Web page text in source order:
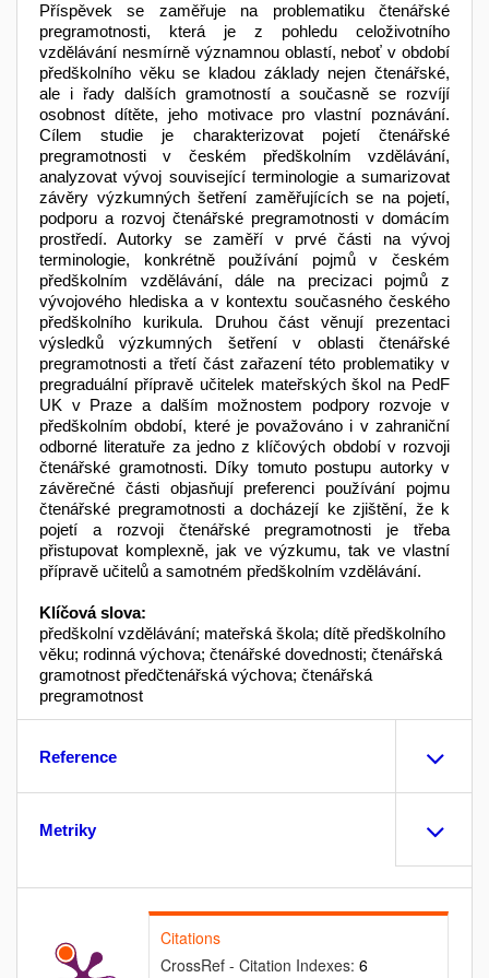
Příspěvek se zaměřuje na problematiku čtenářské
pregramotnosti, která je z pohledu celoživotního
vzdělávání nesmírně významnou oblastí, neboť v období
předškolního věku se kladou základy nejen čtenářské,
ale i řady dalších gramotností a současně se rozvíjí
osobnost dítěte, jeho motivace pro vlastní poznávání.
Cílem studie je charakterizovat pojetí čtenářské
pregramotnosti v českém předškolním vzdělávání,
analyzovat vývoj související terminologie a sumarizovat
závěry výzkumných šetření zaměřujících se na pojetí,
podporu a rozvoj čtenářské pregramotnosti v domácím
prostředí. Autorky se zaměří v prvé části na vývoj
terminologie, konkrétně používání pojmů v českém
předškolním vzdělávání, dále na precizaci pojmů z
vývojového hlediska a v kontextu současného českého
předškolního kurikula. Druhou část věnují prezentaci
výsledků výzkumných šetření v oblasti čtenářské
pregramotnosti a třetí část zařazení této problematiky v
pregraduální přípravě učitelek mateřských škol na PedF
UK v Praze a dalším možnostem podpory rozvoje v
předškolním období, které je považováno i v zahraniční
odborné literatuře za jedno z klíčových období v rozvoji
čtenářské gramotnosti. Díky tomuto postupu autorky v
závěrečné části objasňují preferenci používání pojmu
čtenářské pregramotnosti a docházejí ke zjištění, že k
pojetí a rozvoji čtenářské pregramotnosti je třeba
přistupovat komplexně, jak ve výzkumu, tak ve vlastní
přípravě učitelů a samotném předškolním vzdělávání.
Klíčová slova:
předškolní vzdělávání; mateřská škola; dítě předškolního
věku; rodinná výchova; čtenářské dovednosti; čtenářská
gramotnost předčtenářská výchova; čtenářská
pregramotnost
Reference
Metriky
Citations
CrossRef - Citation Indexes: 6